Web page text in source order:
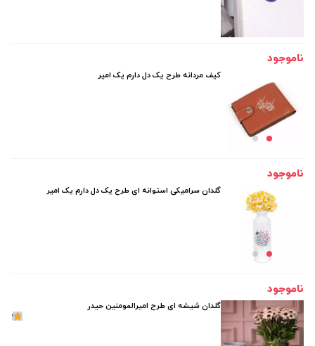
ناموجود
کیف مردانه طرح یک دل دارم یک امیر
ناموجود
گلدان سرامیکی استوانه ای طرح یک دل دارم یک امیر
ناموجود
گلدان شیشه ای طرح امیرالمومنین حیدر
1